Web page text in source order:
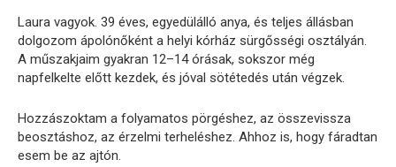
Laura vagyok. 39 éves, egyedülálló anya, és teljes állásban
dolgozom ápolónőként a helyi kórház sürgősségi osztályán.
A műszakjaim gyakran 12–14 órásak, sokszor még
napfelkelte előtt kezdek, és jóval sötétedés után végzek.
Hozzászoktam a folyamatos pörgéshez, az összevissza
beosztáshoz, az érzelmi terheléshez. Ahhoz is, hogy fáradtan
esem be az ajtón.